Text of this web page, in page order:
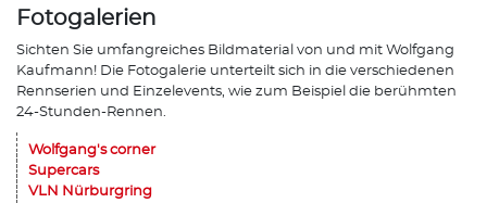
Fotogalerien
Sichten Sie umfangreiches Bildmaterial von und mit Wolfgang
Kaufmann! Die Fotogalerie unterteilt sich in die verschiedenen
Rennserien und Einzelevents, wie zum Beispiel die berühmten
24-Stunden-Rennen.
Wolfgang's corner
Supercars
VLN Nürburgring